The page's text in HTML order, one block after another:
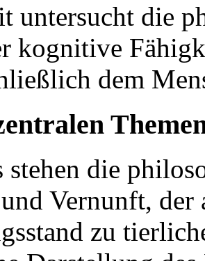
untersucht die
kognitive
dem
stehen die
Vernunft,
zu